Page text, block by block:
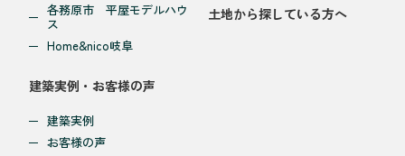
各務原市 平屋モデルハウ
ス
Home&nico岐阜
建築実例・お客様の声
建築実例
お客様の声
土地から探している方へ